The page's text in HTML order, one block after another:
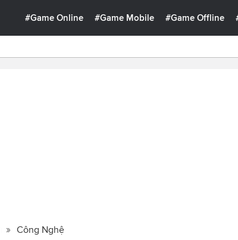
#Game Online #Game Mobile #Game Offline
Công Nghệ